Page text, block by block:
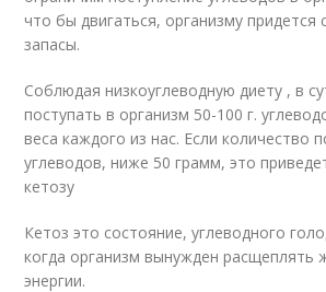
что бы двигаться, организму
запасы.
Соблюдая низкоуглеводную диету , в
поступать в организм 50-100 г.
веса каждого из нас. Если количество
углеводов, ниже 50 грамм, это
кетозу
Кетоз это состояние, углеводного
когда организм вынужден расщеплять
энергии.